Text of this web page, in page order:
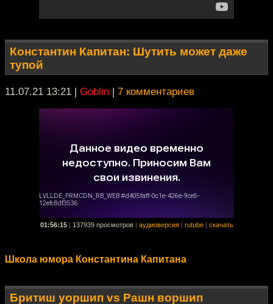
Константин Капитан: Шутить может даже
тупой
11.07.21 13:21 | Goblin | 7 комментариев
01:56:15 137939 просмотров аудиоверсия rutube скачать
Школа юмора Константина Капитана
Бритиш уоршип vs Рашн воршип